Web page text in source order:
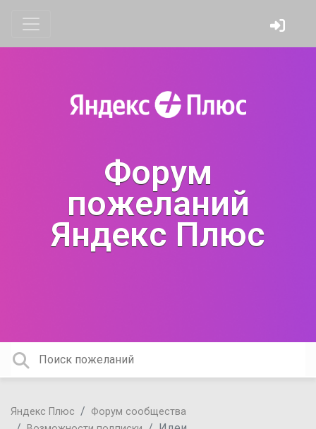
Форум
пожеланий
Яндекс Плюс
Яндекс Плюс
Форум сообщества